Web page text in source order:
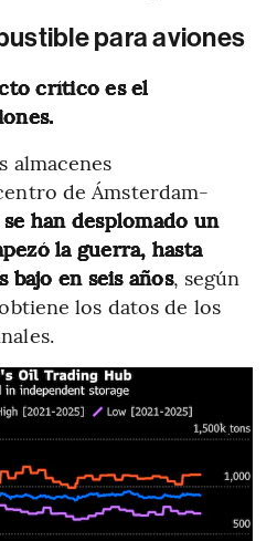
para aviones
crítico es el
almacenes
de Ámsterdam-
se han desplomado un
la guerra, hasta
bajo en seis años, según
los datos de los